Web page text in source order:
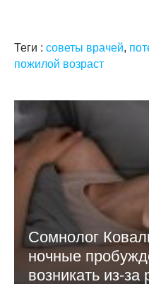
Теги : советы врачей,
пожилой возраст
Сомнолог
ночные
возникать из-за